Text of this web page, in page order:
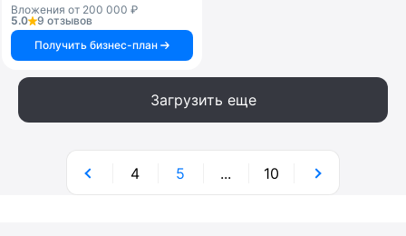
Вложения от 200 000 ₽
5.0
9 отзывов
Получить бизнес-план
Загрузить еще
4 5 ... 10